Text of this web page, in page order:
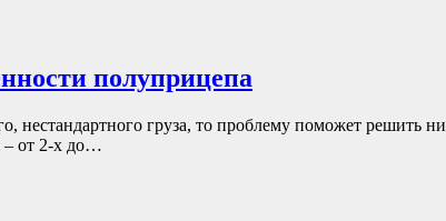
полуприцепа
нестандартного груза, то проблему поможет решить
– от 2-х до…